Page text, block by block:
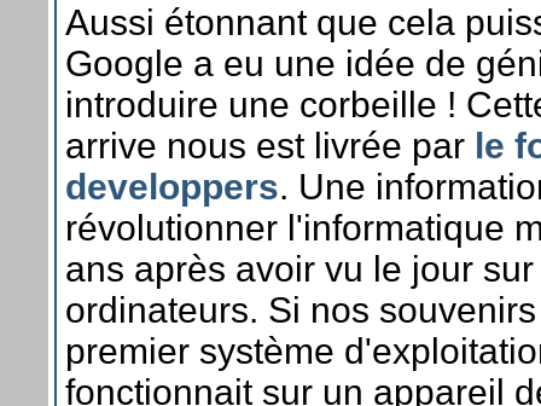
Aussi étonnant que cela
Google a eu une idée de
introduire une corbeille !
arrive nous est livrée par le
developpers. Une
révolutionner l'informatique
ans après avoir vu le jour
ordinateurs. Si nos
premier système
fonctionnait sur un appareil